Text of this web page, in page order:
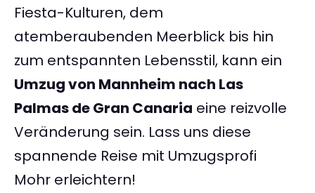
Fiesta-Kulturen, dem
atemberaubenden Meerblick bis hin
zum entspannten Lebensstil, kann ein
Umzug von Mannheim nach Las
Palmas de Gran Canaria eine reizvolle
Veränderung sein. Lass uns diese
spannende Reise mit Umzugsprofi
Mohr erleichtern!